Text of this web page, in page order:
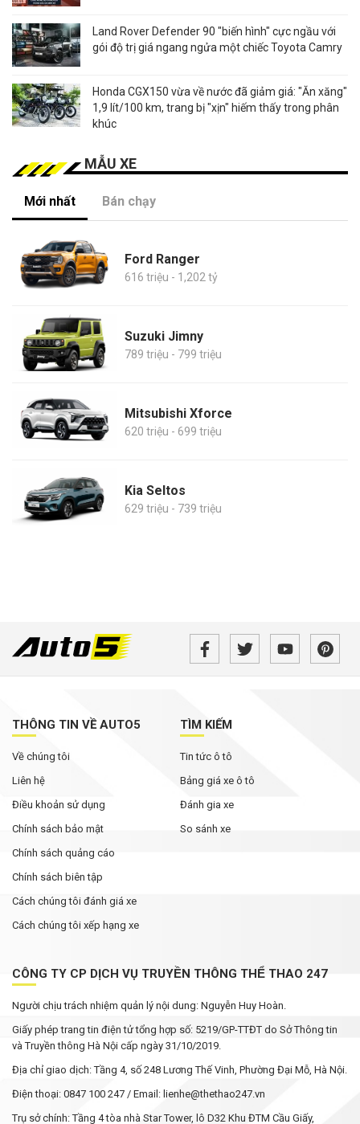
Land Rover Defender 90 "biến hình" cực ngầu với
gói độ trị giá ngang ngửa một chiếc Toyota Camry
Honda CGX150 vừa về nước đã giảm giá: "Ăn xăng"
1,9 lít/100 km, trang bị "xịn" hiếm thấy trong phân
khúc
MẪU XE
Mới nhất Bán chạy
Ford Ranger
616 triệu - 1,202 tỷ
Suzuki Jimny
789 triệu - 799 triệu
Mitsubishi Xforce
620 triệu - 699 triệu
Kia Seltos
629 triệu - 739 triệu
THÔNG TIN VỀ AUTO5
Về chúng tôi
Liên hệ
Điều khoản sử dụng
Chính sách bảo mật
Chính sách quảng cáo
Chính sách biên tập
Cách chúng tôi đánh giá xe
Cách chúng tôi xếp hạng xe
TÌM KIẾM
Tin tức ô tô
Bảng giá xe ô tô
Đánh gia xe
So sánh xe
CÔNG TY CP DỊCH VỤ TRUYỀN THÔNG THỂ THAO 247
Người chịu trách nhiệm quản lý nội dung: Nguyễn Huy Hoàn.
Giấy phép trang tin điện tử tổng hợp số: 5219/GP-TTĐT do Sở Thông tin
và Truyền thông Hà Nội cấp ngày 31/10/2019.
Địa chỉ giao dịch: Tầng 4, số 248 Lương Thế Vinh, Phường Đại Mỗ, Hà Nội.
Điện thoại: 0847 100 247 / Email: lienhe@thethao247.vn
Trụ sở chính: Tầng 4 tòa nhà Star Tower, lô D32 Khu ĐTM Cầu Giấy,